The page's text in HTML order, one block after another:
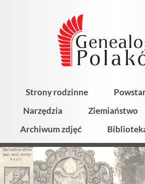
Strony rodzinne
Narzędzia
Ziemiaństwo
Archiwum zdjęć